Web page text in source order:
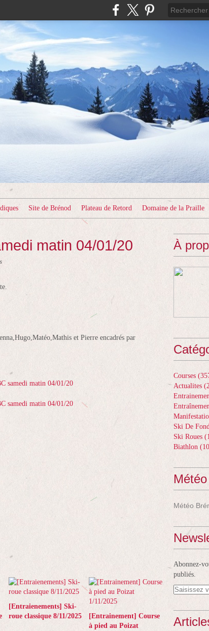
Site de Brénod Plateau de Retord Domaine de la Praille
matin 04/01/20
et Pierre encadrés par
[Entraienements] Ski-
roue classique 8/11/2025
[Entrainement] Course
à pied au Poizat
À
Courses
Actualites
Ski De
Ski Roues
Biathlon
Météo
Abonnez-
publiés.